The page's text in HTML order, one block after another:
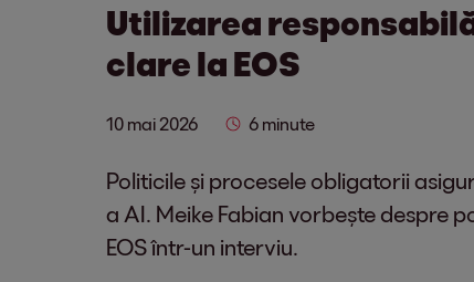
Utilizarea
clare la EOS
10 mai 2026 6 minute
Politicile și procesele obligatorii
a AI. Meike Fabian vorbește despre
EOS într-un interviu.